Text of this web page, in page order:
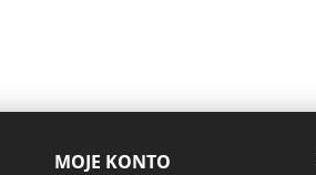
MOJE KONTO